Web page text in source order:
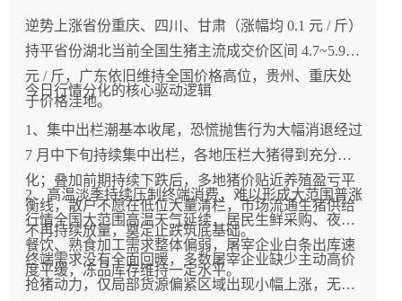
逆势上涨省份重庆、四川、甘肃（涨幅均 0.1 元 / 斤）
持平省份湖北当前全国生猪主流成交价区间 4.7~5.9
元 / 斤，广东依旧维持全国价格高位，贵州、重庆处
于价格洼地。
今日行情分化的核心驱动逻辑
1、集中出栏潮基本收尾，恐慌抛售行为大幅消退经过
7 月中下旬持续集中出栏，各地压栏大猪得到充分消
化；叠加前期持续下跌后，多地猪价贴近养殖盈亏平
衡线，散户不愿在低位大量清栏，市场流通生猪供给
不再持续放量，奠定止跌筑底基础。
2、高温淡季持续压制终端消费，难以形成大范围普涨
行情全国大范围高温天气延续，居民生鲜采购、夜市
餐饮、熟食加工需求整体偏弱，屠宰企业白条出库速
度平缓，冻品库存维持一定水平。
终端需求没有全面回暖，多数屠宰企业缺少主动高价
抢猪动力，仅局部货源偏紧区域出现小幅上涨，无法